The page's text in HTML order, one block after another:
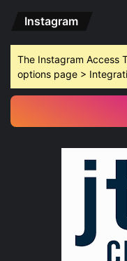
Instagram
The Instagram Access
options page >